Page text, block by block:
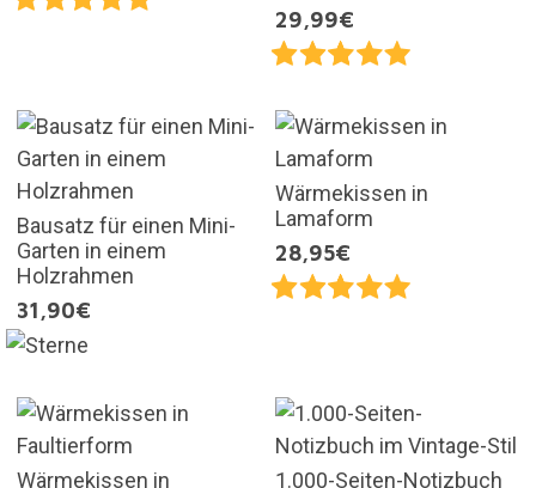
29,99€
Bausatz für einen Mini-
Garten in einem
Holzrahmen
31,90€
Wärmekissen in
Lamaform
28,95€
Wärmekissen in 1.000-Seiten-Notizbuch